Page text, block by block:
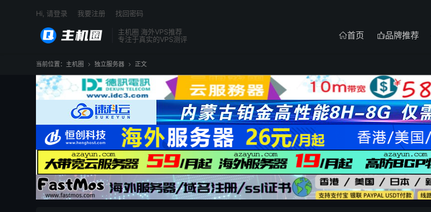
主机圈 海外VPS推荐
专注于真实的VPS测评
首页 品牌推荐
Hi, 请登录 我要注册 找回密码
当前位置： 主机圈  独立服务器  正文